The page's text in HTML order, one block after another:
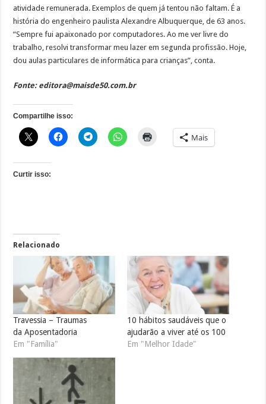
atividade remunerada. Exemplos de quem já tentou não faltam. É a
história do engenheiro paulista Alexandre Albuquerque, de 63 anos.
“Sempre fui apaixonado por computadores. Ao me ver livre do
trabalho, resolvi transformar meu lazer em segunda profissão. Hoje,
dou aulas particulares de informática para crianças”, conta.
Fonte: editora@maisde50.com.br
Compartilhe isso:
Mais
Curtir isso:
Relacionado
Travessia – Traumas
da Aposentadoria
Em "Família"
10 hábitos saudáveis que o
ajudarão a viver até os 100
Em "Melhor Idade"